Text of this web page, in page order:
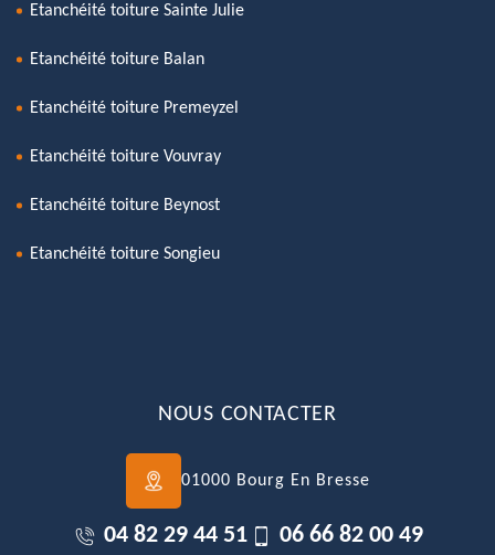
Etanchéité toiture Sainte Julie
Etanchéité toiture Balan
Etanchéité toiture Premeyzel
Etanchéité toiture Vouvray
Etanchéité toiture Beynost
Etanchéité toiture Songieu
NOUS CONTACTER
01000 Bourg En Bresse
04 82 29 44 51 06 66 82 00 49